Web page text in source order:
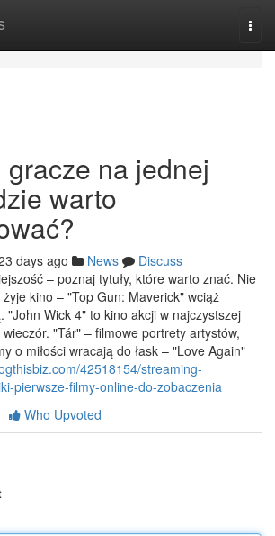
na jednej
warto
days ago News
Discuss
– poznaj tytuły, które warto znać. Nie
kino – "Top Gun: Maverick" wciąż
"John Wick 4" to kino akcji w najczystszej
"Tár" – filmowe portrety artystów,
o miłości wracają do łask – "Love Again"
42518154/streaming-
pierwsze-filmy-online-do-zobaczenia
Who Upvoted